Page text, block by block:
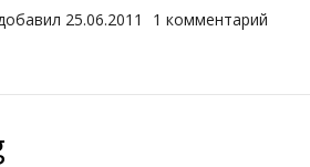
25.06.2011 1 комментарий